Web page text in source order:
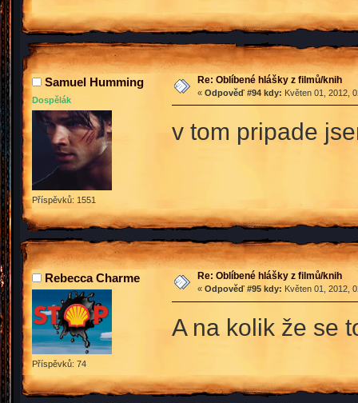
Samuel Humming
Dospělák
Příspěvků: 1551
Re: Oblíbené hlášky z filmů/knih
« Odpověď #94 kdy: Květen 01, 2012,
v tom pripade
Rebecca Charme
Příspěvků: 74
Re: Oblíbené hlášky z filmů/knih
« Odpověď #95 kdy: Květen 01, 2012,
A na kolik že se